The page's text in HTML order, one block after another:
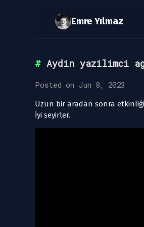
Aydin yazilimci
Posted on Jun 8, 2023
Uzun bir aradan sonra
İyi seyirler.